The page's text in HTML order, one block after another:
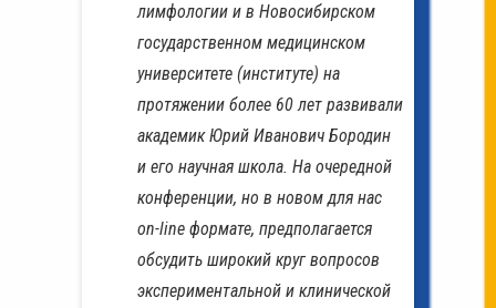
лимфологии и в Новосибирском
государственном медицинском
университете (институте) на
протяжении более 60 лет развивали
академик Юрий Иванович Бородин
и его научная школа. На очередной
конференции, но в новом для нас
on-line формате, предполагается
обсудить широкий круг вопросов
экспериментальной и клинической